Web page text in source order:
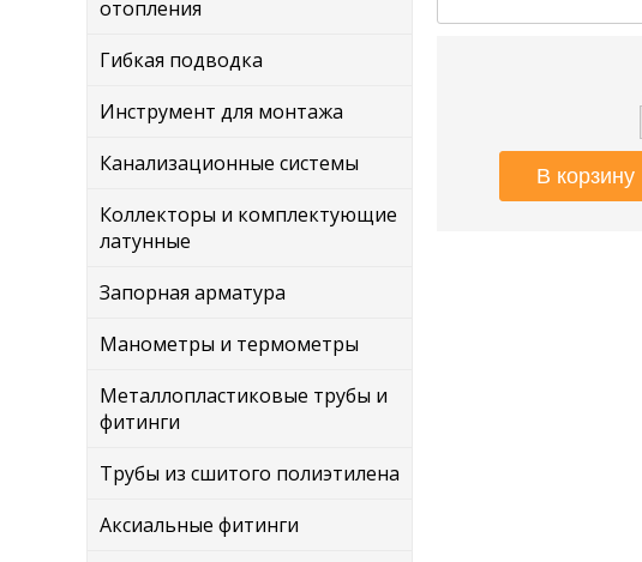
отопления
Гибкая подводка
Инструмент для монтажа
Канализационные системы
Коллекторы и комплектующие
латунные
Запорная арматура
Манометры и термометры
Металлопластиковые трубы и
фитинги
Трубы из сшитого полиэтилена
Аксиальные фитинги